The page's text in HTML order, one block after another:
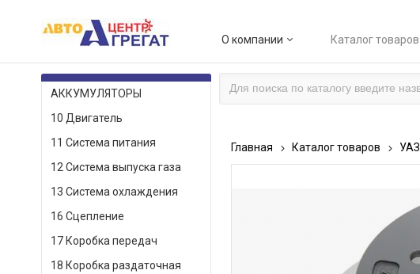
О компании Каталог товаров
КАТАЛОГ ТОВАРОВ
АККУМУЛЯТОРЫ
10 Двигатель
11 Система питания
12 Система выпуска газа
13 Система охлаждения
16 Сцепление
17 Коробка передач
18 Коробка раздаточная
Главная Каталог товаров УАЗ